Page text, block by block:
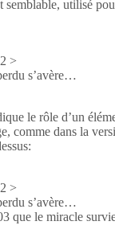
semblable, utilisé
>
s’avère…
le rôle d’un
comme dans la
>
s’avère…
que le miracle